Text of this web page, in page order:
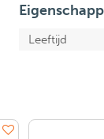
Leeftijd